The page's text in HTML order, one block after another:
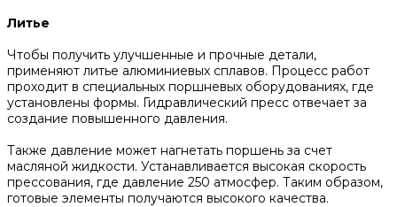
Литье
Чтобы получить улучшенные и прочные детали,
применяют литье алюминиевых сплавов. Процесс работ
проходит в специальных поршневых оборудованиях, где
установлены формы. Гидравлический пресс отвечает за
создание повышенного давления.
Также давление может нагнетать поршень за счет
масляной жидкости. Устанавливается высокая скорость
прессования, где давление 250 атмосфер. Таким образом,
готовые элементы получаются высокого качества.